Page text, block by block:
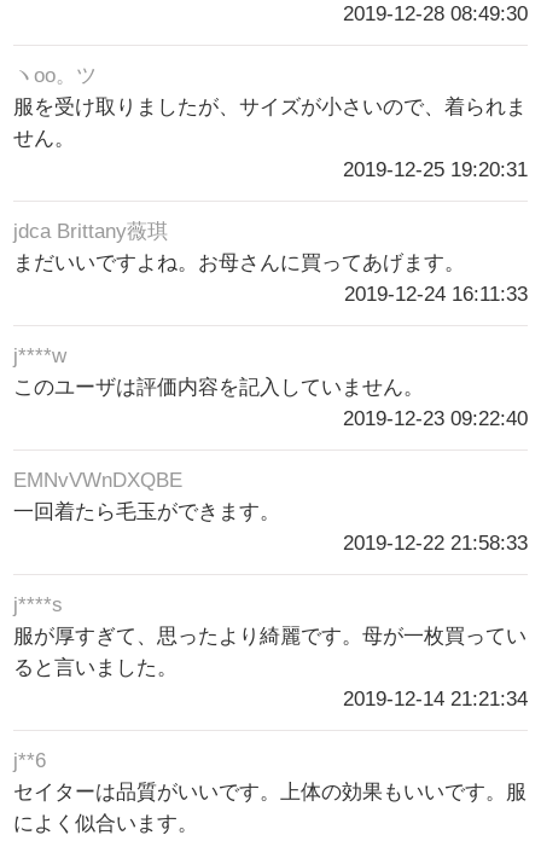
2019-12-28 08:49:30
ヽoo。ツ
服を受け取りましたが、サイズが小さいので、着られま
せん。
2019-12-25 19:20:31
jdca Brittany薇琪
まだいいですよね。お母さんに買ってあげます。
2019-12-24 16:11:33
j****w
このユーザは評価内容を記入していません。
2019-12-23 09:22:40
EMNvVWnDXQBE
一回着たら毛玉ができます。
2019-12-22 21:58:33
j****s
服が厚すぎて、思ったより綺麗です。母が一枚買ってい
ると言いました。
2019-12-14 21:21:34
j**6
セイターは品質がいいです。上体の効果もいいです。服
によく似合います。